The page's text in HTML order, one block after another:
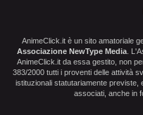
AnimeClick.it è un sito amatoriale
Associazione NewType Media .
AnimeClick.it da essa gestito, non
383/2000 tutti i proventi delle attività
istituzionali statutariamente
associati, anche in